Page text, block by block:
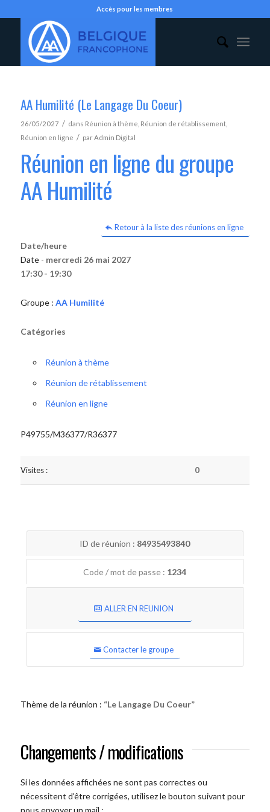
Accès pour les membres
AA Humilité (Le Langage Du Coeur)
26/05/2027 / dans Réunion à thème Réunion de rétablissement,
Réunion en ligne / parAdmin Digital
Réunion en ligne du groupe
AA Humilité
Retour à la liste des réunions en ligne
Date/heure
Date - mercredi 26 mai 2027
17:30 - 19:30
Groupe : AA Humilité
Catégories
Réunion à thème
Réunion de rétablissement
Réunion en ligne
P49755/M36377/R36377
Visites : 0
ID de réunion : 84935493840
Code / mot de passe : 1234
ALLER EN REUNION
Contacter le groupe
Thème de la réunion : “Le Langage Du Coeur”
Changements / modifications
Si les données affichées ne sont pas correctes ou
nécessitent d'être corrigées, utilisez le bouton suivant pour
nous envoyer un mail :